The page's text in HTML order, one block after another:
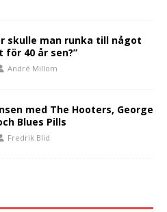
skulle man runka till något
40 år sen?”
André Millom
med The Hooters, George
Blues Pills
Fredrik Blid